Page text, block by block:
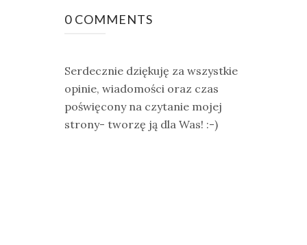
0 COMMENTS
Serdecznie dziękuję za wszystkie
opinie, wiadomości oraz czas
poświęcony na czytanie mojej
strony- tworzę ją dla Was! :-)